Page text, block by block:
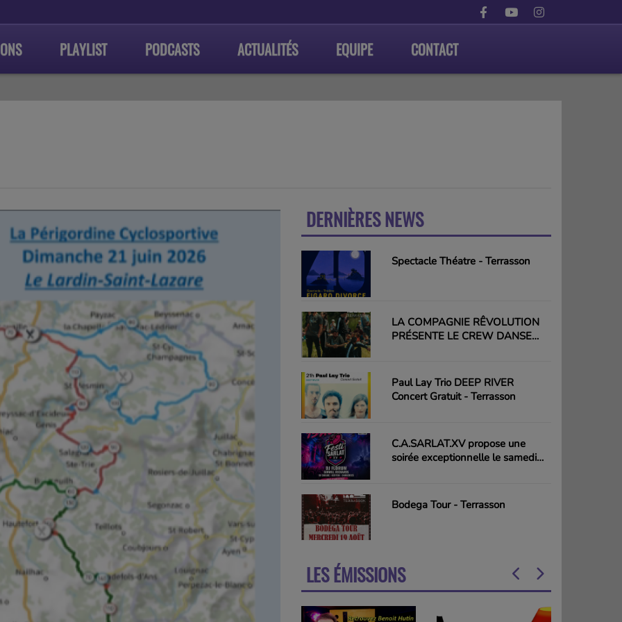
PLAYLIST PODCASTS ACTUALITÉS EQUIPE CONTACT
DERNIÈRES NEWS
Spectacle Théatre - Terrasson
LA COMPAGNIE RÊVOLUTION
PRÉSENTE LE CREW DANSE
Paul Lay Trio DEEP RIVER
Concert Gratuit - Terrasson
C.A.SARLAT.XV propose une
soirée exceptionnelle le samedi
Bodega Tour - Terrasson
LES ÉMISSIONS